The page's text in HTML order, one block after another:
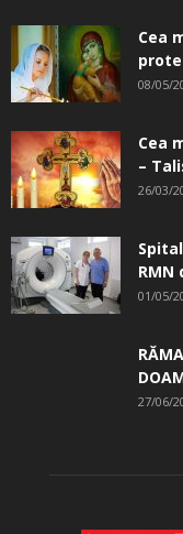
Cea
08/05/
Cea
–
26/03/
RMN
01/05/
27/06/